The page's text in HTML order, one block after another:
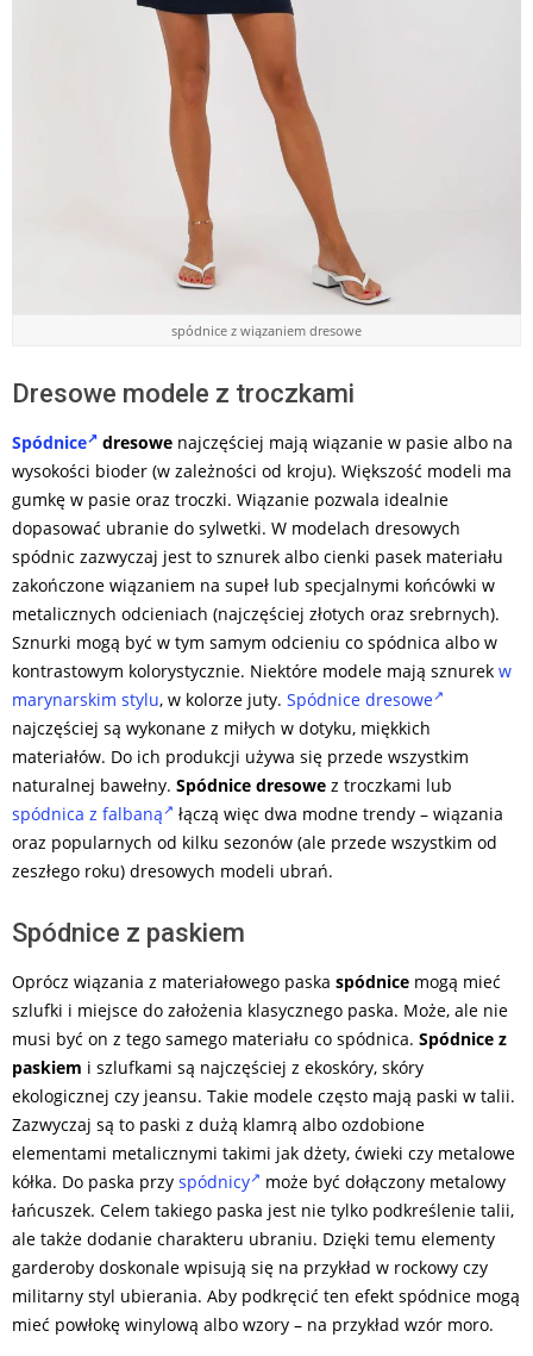
spódnice z wiązaniem dresowe
Dresowe modele z troczkami
Spódnice dresowe najczęściej mają wiązanie w pasie albo na
wysokości bioder (w zależności od kroju). Większość modeli ma
gumkę w pasie oraz troczki. Wiązanie pozwala idealnie
dopasować ubranie do sylwetki. W modelach dresowych
spódnic zazwyczaj jest to sznurek albo cienki pasek materiału
zakończone wiązaniem na supeł lub specjalnymi końcówki w
metalicznych odcieniach (najczęściej złotych oraz srebrnych).
Sznurki mogą być w tym samym odcieniu co spódnica albo w
kontrastowym kolorystycznie. Niektóre modele mają sznurek w
marynarskim stylu, w kolorze juty. Spódnice dresowe
najczęściej są wykonane z miłych w dotyku, miękkich
materiałów. Do ich produkcji używa się przede wszystkim
naturalnej bawełny. Spódnice dresowe z troczkami lub
spódnica z falbaną
łączą więc dwa modne trendy – wiązania
oraz popularnych od kilku sezonów (ale przede wszystkim od
zeszłego roku) dresowych modeli ubrań.
Spódnice z paskiem
Oprócz wiązania z materiałowego paska spódnice mogą mieć
szlufki i miejsce do założenia klasycznego paska. Może, ale nie
musi być on z tego samego materiału co spódnica. Spódnice z
paskiem i szlufkami są najczęściej z ekoskóry, skóry
ekologicznej czy jeansu. Takie modele często mają paski w talii.
Zazwyczaj są to paski z dużą klamrą albo ozdobione
elementami metalicznymi takimi jak dżety, ćwieki czy metalowe
kółka. Do paska przy spódnicy
może być dołączony metalowy
łańcuszek. Celem takiego paska jest nie tylko podkreślenie talii,
ale także dodanie charakteru ubraniu. Dzięki temu elementy
garderoby doskonale wpisują się na przykład w rockowy czy
militarny styl ubierania. Aby podkręcić ten efekt spódnice mogą
mieć powłokę winylową albo wzory – na przykład wzór moro.